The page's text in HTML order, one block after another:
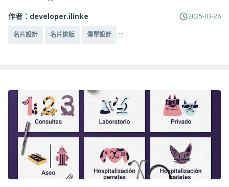
作者： developer.ilinke 2025-03-26
名片設計 名片排版 傳單設計 ...